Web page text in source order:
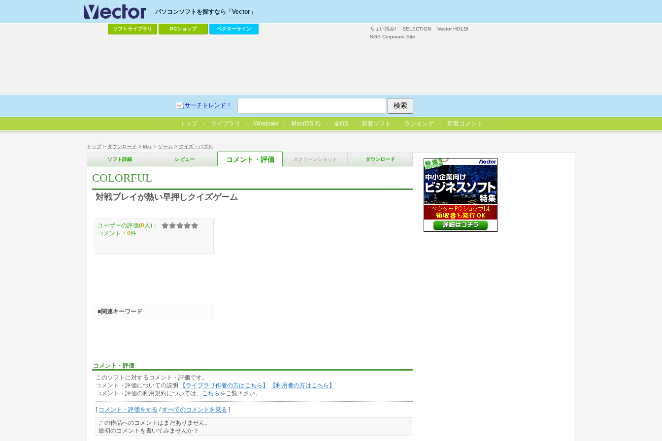
トップ> ダウンロード > Mac > ゲーム > クイズ・パズル
ソフト詳細 レビュー コメント・評価 スクリーンショット ダウンロード
COLORFUL
対戦プレイが熱い早押しクイズゲーム
コメント・評価
このソフトに対するコメント・評価です。
コメント・評価についての説明
【ライブラリ作者の方はこちら】
【利用者の方はこちら】
コメント・評価の利用規約については、
こちら をご覧下さい。
[ コメント・評価をする /すべてのコメントを見る ]
この作品へのコメントはまだありません。
最初のコメントを書いてみませんか？
ユーザーの評価(0 人)：
コメント： 0件
■関連キーワード
ちょい読み! SELECTION
Vector HOLDI
NGS Corporate Site
パソコンソフトを探すなら「Vector」
ソフトライブラリ PCショップ ベクターサイン
サーチトレンド！
トップ ライブラリ Windows Mac(OS X) 全OS 新着ソフト ランキング 新着コメント